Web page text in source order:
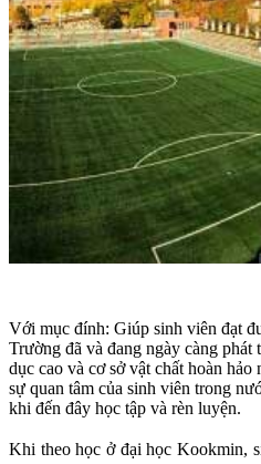
Với mục đính: Giúp sinh viên đạt
Trường đã và đang ngày càng
dục cao và cơ sở vật chất hoàn
sự quan tâm của sinh viên trong
khi đến đây học tập và rèn luyện.
Khi theo học ở đại học Kookmin,